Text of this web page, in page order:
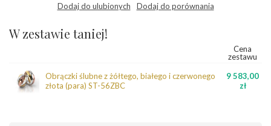
Dodaj do ulubionych Dodaj do porównania
W zestawie taniej!
Cena
zestawu
Obrączki ślubne z żółtego, białego i czerwonego
złota (para) ST-56ZBC
9 583,00
zł